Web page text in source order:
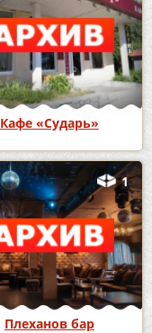
Кафе «Сударь»
1
Плеханов бар